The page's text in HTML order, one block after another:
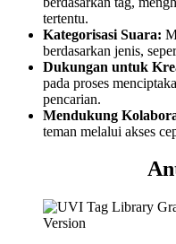
tertentu.
Kategorisasi Suara:
berdasarkan jenis,
Dukungan untuk
pada proses
pencarian.
Mendukung
teman melalui akses